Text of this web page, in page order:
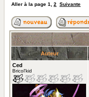
Aller à la page 1 2 Suivante
Auteur
Ced
Bricol'kid